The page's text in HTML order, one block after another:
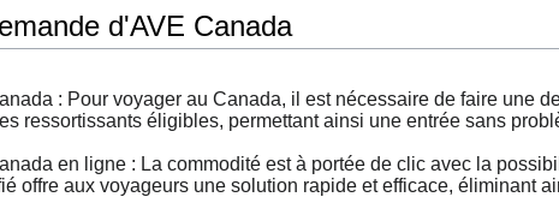
d'AVE Canada
: Pour voyager au Canada, il est nécessaire de faire une
ressortissants éligibles, permettant ainsi une entrée sans
en ligne : La commodité est à portée de clic avec la
offre aux voyageurs une solution rapide et efficace, éliminant